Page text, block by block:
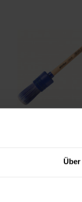
Uni-Plus-
1 Stück